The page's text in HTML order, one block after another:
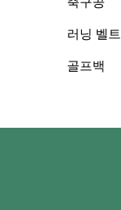
축구공
러닝 벨트
골프백